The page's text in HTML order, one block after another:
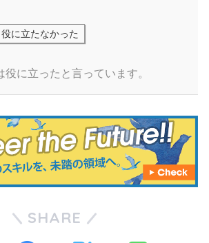
役に立たなかった
に立ったと言っています。
SHARE